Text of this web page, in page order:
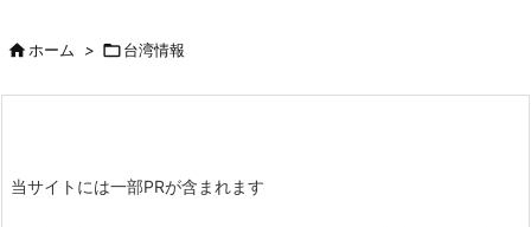
ホーム > 台湾情報
当サイトには一部PRが含まれます